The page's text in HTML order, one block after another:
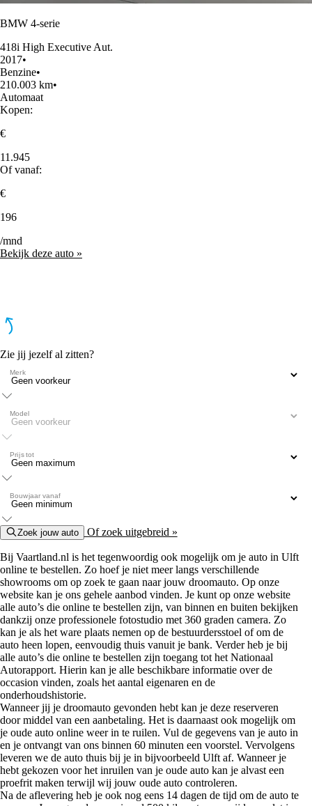
BMW 4-serie
418i High Executive Aut.
2017•
Benzine•
210.003 km•
Automaat
Kopen:
€
11.945
Of vanaf:
€
196
/mnd
Bekijk deze auto »
Zie jij jezelf al zitten?
Merk
Model
Prijs tot
Bouwjaar vanaf
Zoek jouw auto Of zoek uitgebreid »
Bij Vaartland.nl is het tegenwoordig ook mogelijk om je auto in Ulft
online te bestellen. Zo hoef je niet meer langs verschillende
showrooms om op zoek te gaan naar jouw droomauto. Op onze
website kan je ons gehele aanbod vinden. Je kunt op onze website
alle auto’s die online te bestellen zijn, van binnen en buiten bekijken
dankzij onze professionele fotostudio met 360 graden camera. Zo
kan je als het ware plaats nemen op de bestuurdersstoel of om de
auto heen lopen, eenvoudig thuis vanuit je bank. Verder heb je bij
alle auto’s die online te bestellen zijn toegang tot het Nationaal
Autorapport. Hierin kan je alle beschikbare informatie over de
occasion vinden, zoals het aantal eigenaren en de
onderhoudshistorie.
Wanneer jij je droomauto gevonden hebt kan je deze reserveren
door middel van een aanbetaling. Het is daarnaast ook mogelijk om
je oude auto online weer in te ruilen. Vul de gegevens van je auto in
en je ontvangt van ons binnen 60 minuten een voorstel. Vervolgens
leveren we de auto thuis bij je in bijvoorbeeld Ulft af. Wanneer je
hebt gekozen voor het inruilen van je oude auto kan je alvast een
proefrit maken terwijl wij jouw oude auto controleren.
Na de aflevering heb je ook nog eens 14 dagen de tijd om de auto te